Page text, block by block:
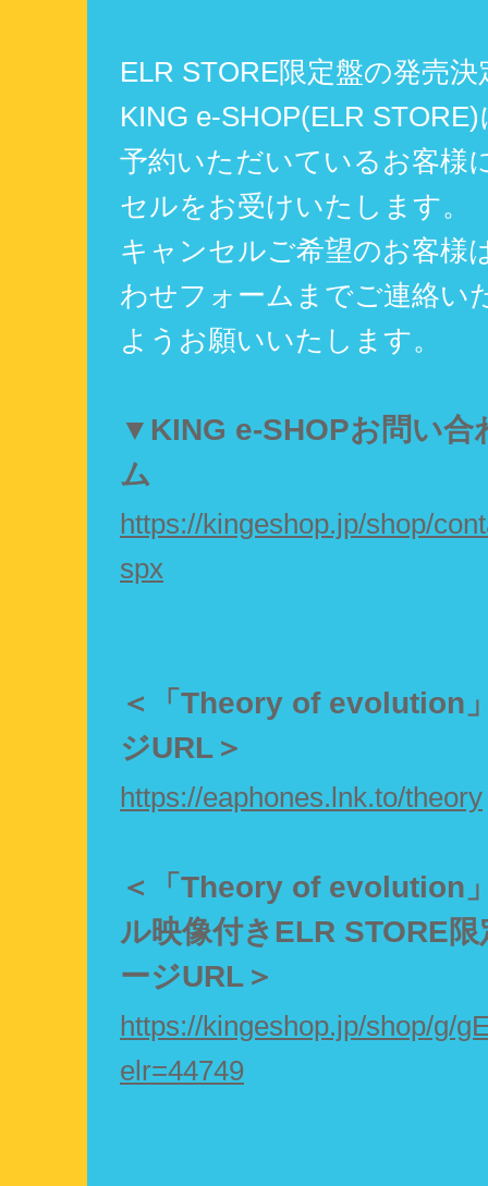
ELR STORE限定盤の発売
KING e-SHOP(ELR
予約いただいているお客様
セルをお受けいたします。
キャンセルご希望のお客様
わせフォームまでご連絡い
ようお願いいたします。
▼KING e-SHOPお問い合
ム
https://kingeshop.jp/shop/
spx
＜「Theory of evolution
ジURL＞
https://eaphones.lnk.to/theory
＜「Theory of evolution
ル映像付きELR STORE
ージURL＞
https://kingeshop.jp/shop/g/
elr=44749